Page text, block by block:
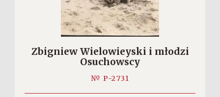
Zbigniew Wielowieyski i młodzi
Osuchowscy
№ P-2731